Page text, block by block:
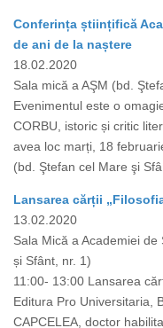
Conferința științifică
de ani de la naștere
18.02.2020
Sala mică a AŞM (bd.
Evenimentul este o
CORBU, istoric și critic
avea loc marți, 18
(bd. Ştefan cel Mare şi
Lansarea cărții
13.02.2020
Sala Mică a Academiei
și Sfânt, nr. 1)
11:00- 13:00 Lansarea
Editura Pro Universitaria,
CAPCELEA, doctor